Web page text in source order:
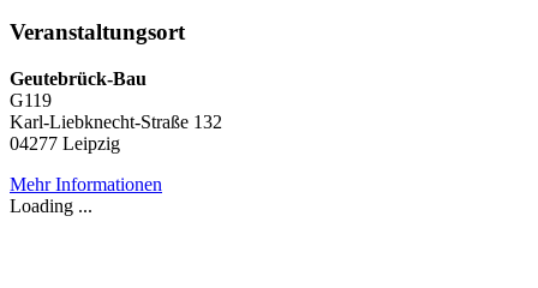
Veranstaltungsort
Geutebrück-Bau
G119
Karl-Liebknecht-Straße 132
04277 Leipzig
Mehr Informationen
Loading ...